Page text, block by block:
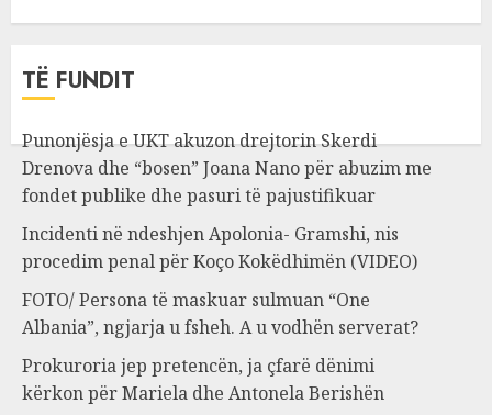
TË FUNDIT
Punonjësja e UKT akuzon drejtorin Skerdi
Drenova dhe “bosen” Joana Nano për abuzim me
fondet publike dhe pasuri të pajustifikuar
Incidenti në ndeshjen Apolonia- Gramshi, nis
procedim penal për Koço Kokëdhimën (VIDEO)
FOTO/ Persona të maskuar sulmuan “One
Albania”, ngjarja u fsheh. A u vodhën serverat?
Prokuroria jep pretencën, ja çfarë dënimi
kërkon për Mariela dhe Antonela Berishën